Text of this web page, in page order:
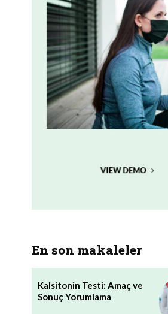
En son makaleler
Kalsitonin Testi: Amaç ve
Sonuç Yorumlama